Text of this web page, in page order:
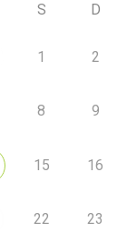
S D
1 2
8 9
15 16
22 23